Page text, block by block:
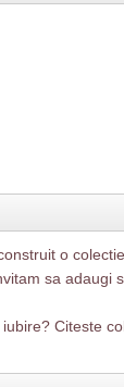
o
sa adaugi
Citeste